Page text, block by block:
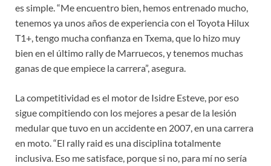
es simple. “Me encuentro bien, hemos entrenado mucho,
tenemos ya unos años de experiencia con el Toyota Hilux
T1+, tengo mucha confianza en Txema, que lo hizo muy
bien en el último rally de Marruecos, y tenemos muchas
ganas de que empiece la carrera”, asegura.
La competitividad es el motor de Isidre Esteve, por eso
sigue compitiendo con los mejores a pesar de la lesión
medular que tuvo en un accidente en 2007, en una carrera
en moto. “El rally raid es una disciplina totalmente
inclusiva. Eso me satisface, porque si no, para mí no sería